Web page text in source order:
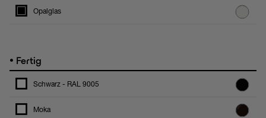
Opalglas
• Fertig
Schwarz - RAL 9005
Moka